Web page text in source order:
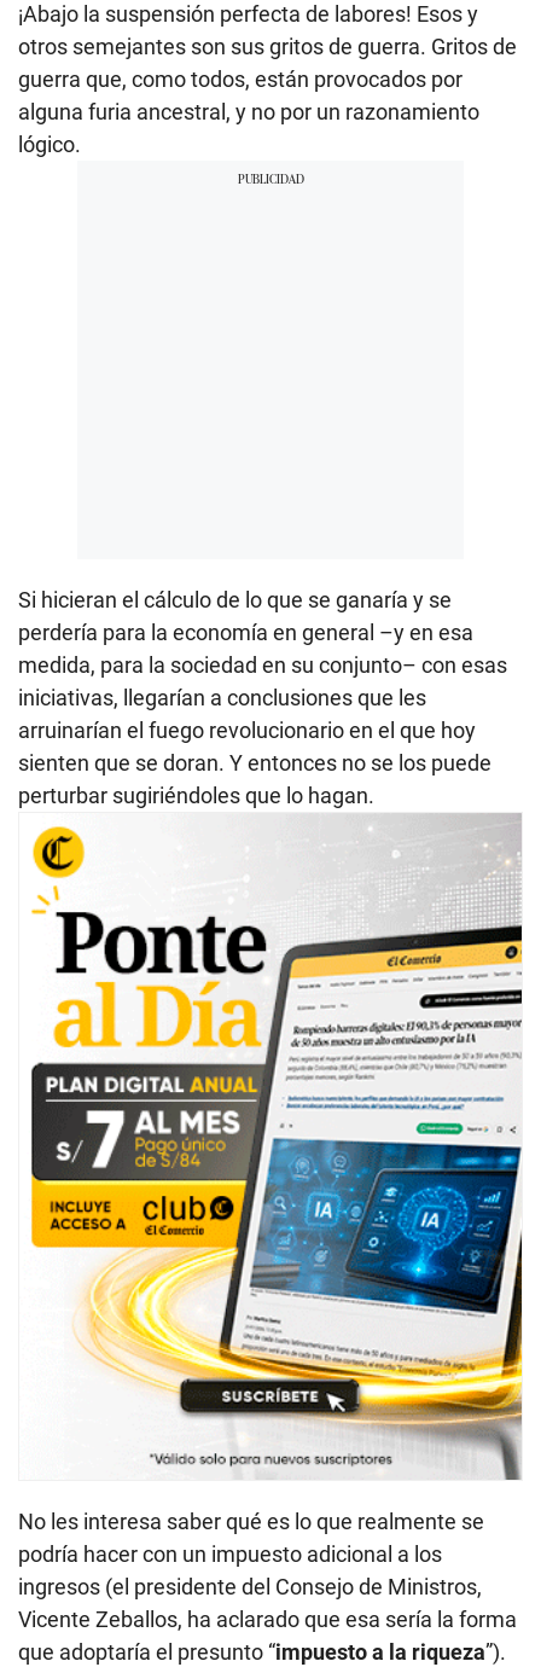
¡Abajo la suspensión perfecta de labores! Esos y
otros semejantes son sus gritos de guerra. Gritos de
guerra que, como todos, están provocados por
alguna furia ancestral, y no por un razonamiento
lógico.
Si hicieran el cálculo de lo que se ganaría y se
perdería para la economía en general –y en esa
medida, para la sociedad en su conjunto– con esas
iniciativas, llegarían a conclusiones que les
arruinarían el fuego revolucionario en el que hoy
sienten que se doran. Y entonces no se los puede
perturbar sugiriéndoles que lo hagan.
No les interesa saber qué es lo que realmente se
podría hacer con un impuesto adicional a los
ingresos (el presidente del Consejo de Ministros,
Vicente Zeballos, ha aclarado que esa sería la forma
que adoptaría el presunto “impuesto a la riqueza”).